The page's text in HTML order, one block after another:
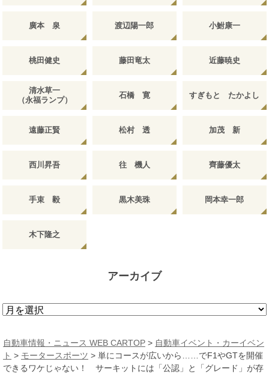
廣本 泉 渡辺陽一郎 小鮒康一
桃田健史 藤田竜太 近藤暁史
清水草一
（永福ランプ）
石橋 寛 すぎもと たかよし
遠藤正賢 松村 透 加茂 新
西川昇吾 往 機人 齊藤優太
手束 毅 黒木美珠 岡本幸一郎
木下隆之
アーカイブ
ア
カ
イ
ブ
自動車情報・ニュース WEB CARTOP > 自動車イベント・カーイベン
ト > モータースポーツ > 単にコースが広いから……でF1やGTを開催
できるワケじゃない！ サーキットには「公認」と「グレード」が存